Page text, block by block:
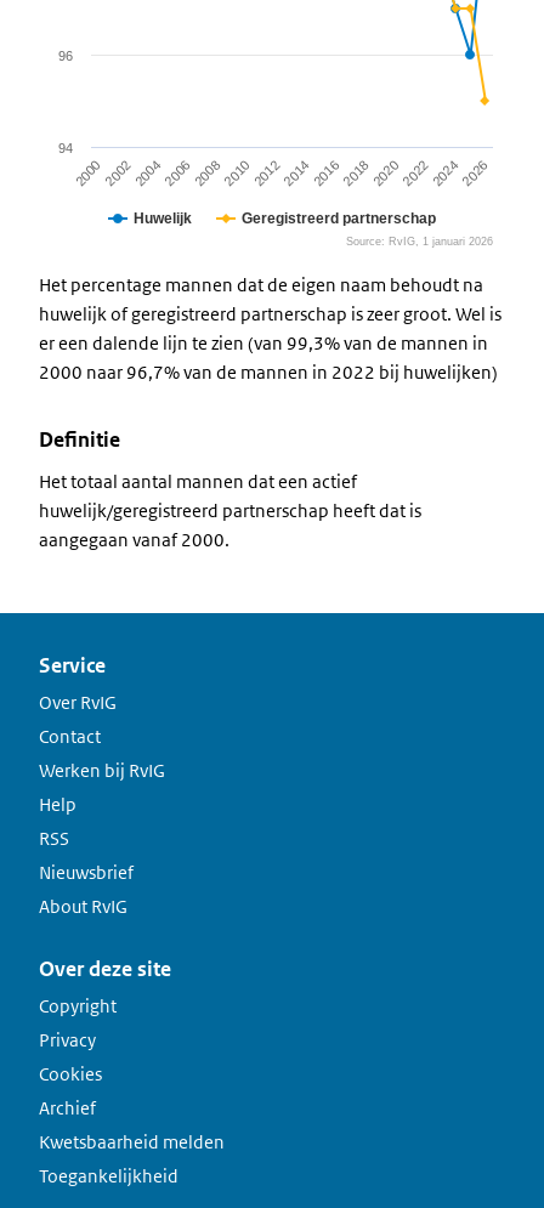
Huwelijk Geregistreerd partnerschap
20002002200420062008201020122014201620182020202220242026
94
96
Source: RvIG, 1 januari 2026
Het percentage mannen dat de eigen naam behoudt na
huwelijk of geregistreerd partnerschap is zeer groot. Wel is
er een dalende lijn te zien (van 99,3% van de mannen in
2000 naar 96,7% van de mannen in 2022 bij huwelijken)
Definitie
Het totaal aantal mannen dat een actief
huwelijk/geregistreerd partnerschap heeft dat is
aangegaan vanaf 2000.
Service
Over RvIG
Contact
Werken bij RvIG
Help
RSS
Nieuwsbrief
About RvIG
Over deze site
Copyright
Privacy
Cookies
Archief
Kwetsbaarheid melden
Toegankelijkheid